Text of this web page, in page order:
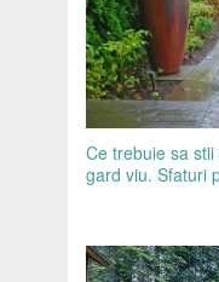
Ce trebuie sa
gard viu. Sfaturi